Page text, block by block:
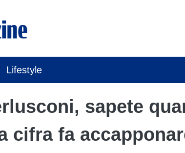
Lifestyle
sapete
cifra fa